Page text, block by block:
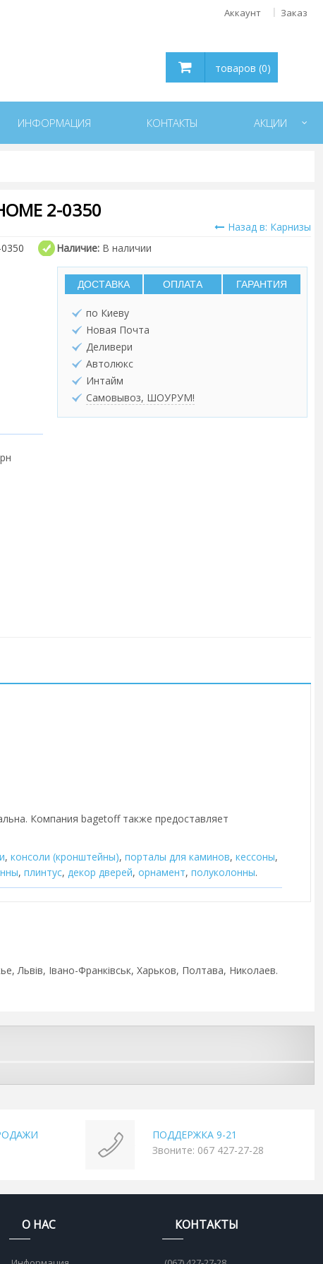
Аккаунт Заказ
товаров (0)
ИНФОРМАЦИЯ КОНТАКТЫ АКЦИИ
2-0350
Назад в: Карнизы
Наличие: В наличии
ДОСТАВКА ОПЛАТА ГАРАНТИЯ
по Киеву
Новая Почта
Деливери
Автолюкс
Интайм
Самовывоз, ШОУРУМ!
Компания bagetoff также предоставляет
, консоли (кронштейны), порталы для каминов, кессоны,
, плинтус, декор дверей, орнамент, полуколонны.
Львів, Івано-Франківськ, Харьков, Полтава, Николаев.
ПОДДЕРЖКА 9-21
Звоните: 067 427-27-28
О НАС КОНТАКТЫ